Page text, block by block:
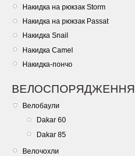
Накидка на рюкзак Storm
Накидка на рюкзак Passat
Накидка Snail
Накидка Camel
Накидка-пончо
ВЕЛОСПОРЯДЖЕННЯ
Велобаули
Dakar 60
Dakar 85
Велочохли